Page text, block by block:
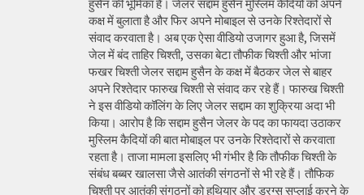
हुसैन की भूमिका है। जेलर सद्दाम हुसैन मुस्लिम कैदियों को अपने
कक्ष में बुलाता है और फिर अपने मोबाइल से उनके रिश्तेदारों से
संवाद करवाता है। अब एक ऐसा वीडियो उजागर हुआ है, जिसमें
जेल में बंद ताहिर चिश्ती, उसका बेटा तौफीक चिश्ती और भांजा
फखर चिश्ती जेलर सद्दाम हुसैन के कक्ष में बैठकर जेल से बाहर
अपने रिश्तेदार फारुख चिश्ती से संवाद कर रहे हैं। फारुख चिश्ती
ने इस वीडियो कॉलिंग के लिए जेलर सद्दाम का शुक्रिया अदा भी
किया। आरोप है कि सद्दाम हुसैन जेलर के पद का फायदा उठाकर
मुस्लिम कैदियों की बात मोबाइल पर उनके रिश्तेदारों से करवाता
रहता है। ताजा मामला इसलिए भी गंभीर है कि तौफीक चिश्ती के
संबंध बब्बर खालसा जैसे आतंकी संगठनों से भी रहे हैं। तौफिक
चिश्ती पर आतंकी संगठनों को हथियार और ड्रग्स सप्लाई करने के